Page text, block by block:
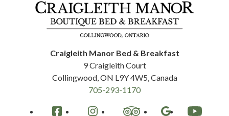
Craigleith Manor Bed & Breakfast
9 Craigleith Court
Collingwood, ON L9Y 4W5 Canada
705-293-1170
Facebook Instagram TripAdvisor Google YouTube